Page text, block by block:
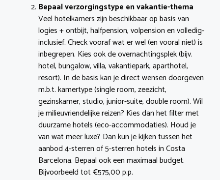
Bepaal verzorgingstype en vakantie-thema
Veel hotelkamers zijn beschikbaar op basis van
logies + ontbijt, halfpension, volpension en volledig-
inclusief. Check vooraf wat er wel (en vooral niet) is
inbegrepen. Kies ook de overnachtingsplek (bijv.
hotel, bungalow, villa, vakantiepark, aparthotel,
resort). In de basis kan je direct wensen doorgeven
m.b.t. kamertype (single room, zeezicht,
gezinskamer, studio, junior-suite, double room). Wil
je milieuvriendelijke reizen? Kies dan het filter met
duurzame hotels (eco-accommodaties). Houd je
van wat meer luxe? Dan kun je kijken tussen het
aanbod 4-sterren of 5-sterren hotels in Costa
Barcelona. Bepaal ook een maximaal budget.
Bijvoorbeeld tot €575,00 p.p.